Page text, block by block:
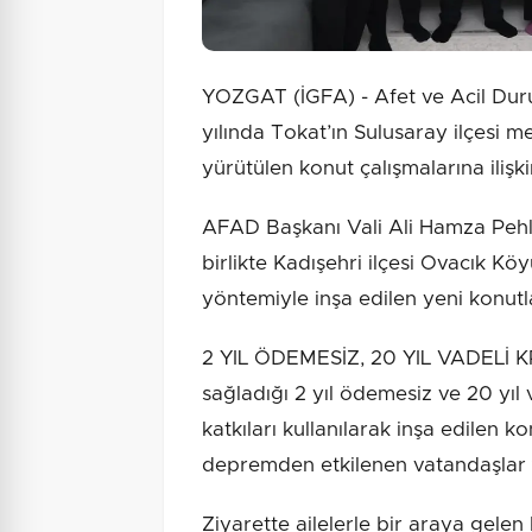
YOZGAT (İGFA) - Afet ve Acil
yılında Tokat’ın Sulusaray ilçesi
yürütülen konut çalışmalarına
AFAD Başkanı Vali Ali Hamza
birlikte Kadışehri ilçesi Ovacık
yöntemiyle inşa edilen yeni
2 YIL ÖDEMESİZ, 20 YIL VADELİ
sağladığı 2 yıl ödemesiz ve 20
katkıları kullanılarak inşa edilen
depremden etkilenen
Ziyarette ailelerle bir araya gelen